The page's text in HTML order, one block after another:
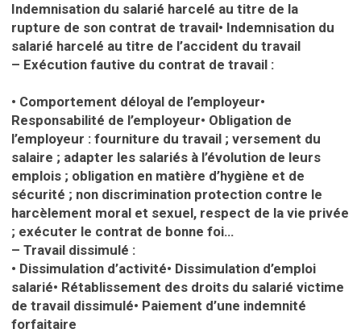
Indemnisation du salarié harcelé au titre de la
rupture de son contrat de travail• Indemnisation du
salarié harcelé au titre de l’accident du travail
– Exécution fautive du contrat de travail :
• Comportement déloyal de l’employeur•
Responsabilité de l’employeur• Obligation de
l’employeur : fourniture du travail ; versement du
salaire ; adapter les salariés à l’évolution de leurs
emplois ; obligation en matière d’hygiène et de
sécurité ; non discrimination protection contre le
harcèlement moral et sexuel, respect de la vie privée
; exécuter le contrat de bonne foi…
– Travail dissimulé :
• Dissimulation d’activité• Dissimulation d’emploi
salarié• Rétablissement des droits du salarié victime
de travail dissimulé• Paiement d’une indemnité
forfaitaire